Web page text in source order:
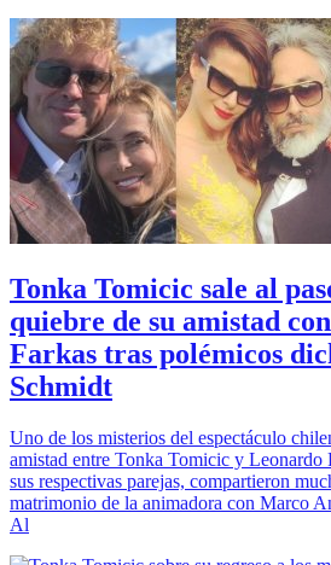
Tonka Tomicic sale al
quiebre de su amistad
Farkas tras polémicos
Schmidt
Uno de los misterios del espectáculo
amistad entre Tonka Tomicic y Leonardo
sus respectivas parejas, compartieron
matrimonio de la animadora con Marco
Al